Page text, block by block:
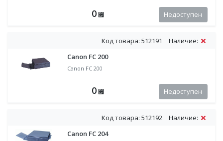
0 ⃏ Недоступен
Код товара: 512191
Наличие:
Canon FC 200
Canon FC 200
0 ⃏ Недоступен
Код товара: 512192
Наличие:
Canon FC 204